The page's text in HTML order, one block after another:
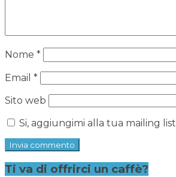
Nome *
Email *
Sito web
Si, aggiungimi alla tua mailing list
Ti va di offrirci un caffè?